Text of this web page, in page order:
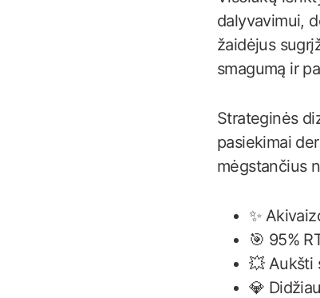
dalyvavimui,
žaidėjus
smagumą ir
Strateginės
pasiekimai
mėgstančius
✨
🎯 95%
💥 Aukšti
💎